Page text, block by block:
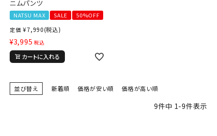
ニムパンツ
NATSU MAX SALE
50%OFF
定価 ¥7,990(税込)
¥3,995 税込
カートに入れる
並び替え 新着順 価格が安い順 価格が高い順
9件中 1-9件表示